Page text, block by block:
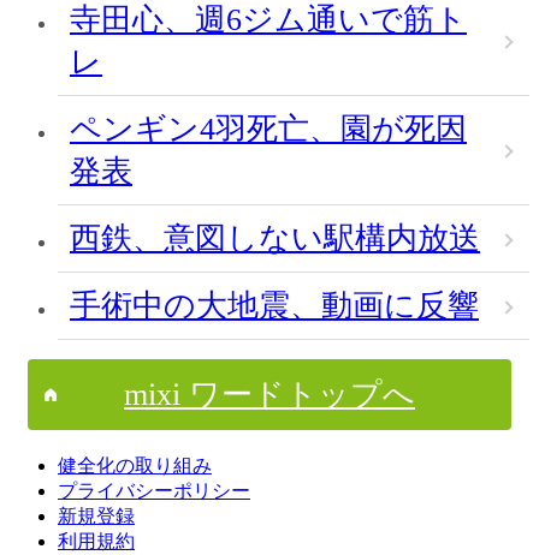
寺田心、週6ジム通いで筋ト
レ
ペンギン4羽死亡、園が死因
発表
西鉄、意図しない駅構内放送
手術中の大地震、動画に反響
mixi ワードトップへ
健全化の取り組み
プライバシーポリシー
新規登録
利用規約